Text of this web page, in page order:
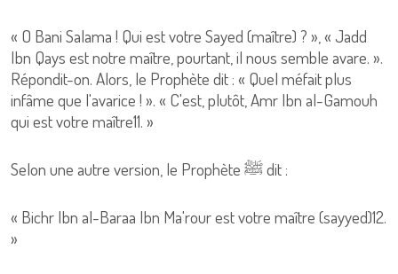
« O Bani Salama ! Qui est votre Sayed (maître) ? », « Jadd
Ibn Qays est notre maître, pourtant, il nous semble avare. ».
Répondit-on. Alors, le Prophète dit : « Quel méfait plus
infâme que l'avarice ! ». « C'est, plutôt, Amr Ibn al-Gamouh
qui est votre maître11. »
Selon une autre version, le Prophète ﷺ dit :
« Bichr Ibn al-Baraa Ibn Ma'rour est votre maître (sayyed)12.
»